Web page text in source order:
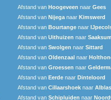
Afstand van Hoogeveen naar Gees
Afstand van Nijega naar Kimswerd
Afstand van Bourtange naar
Afstand van Uithuizen naar Saaksum
Afstand van Swolgen naar Sittard
Afstand van Oldenzaal naar
Afstand van Groessen naar
Afstand van Eerde naar Dinteloord
Afstand van Cillaarshoek naar
Afstand van Schipluiden naar